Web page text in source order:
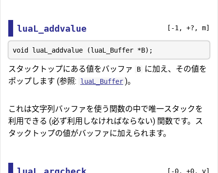
luaL_addvalue [-1, +?, m]
スタックトップにある値をバッファ B
に加え、その値を
ポップします (参照:
luaL_Buffer )。
これは文字列バッファを使う関数の中で唯一スタックを
利用できる (必ず利用しなければならない) 関数です。ス
タックトップの値がバッファに加えられます。
[-0, +0, v]